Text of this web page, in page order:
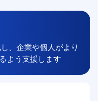
、企業や個人がより
よう支援します